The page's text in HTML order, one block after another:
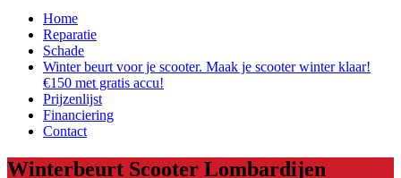
Home
Reparatie
Schade
Winter beurt voor je scooter. Maak je scooter winter klaar!
€150 met gratis accu!
Prijzenlijst
Financiering
Contact
Winterbeurt Scooter Lombardijen